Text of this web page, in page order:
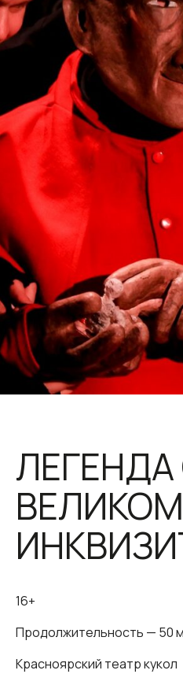
ЛЕГЕНДА
ВЕЛИКОМ
16+
Продолжительность — 50
Красноярский театр кукол